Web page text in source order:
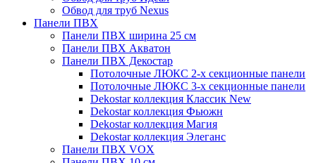
Обвод для труб Nexus
Панели ПВХ
Панели ПВХ ширина 25 см
Панели ПВХ Акватон
Панели ПВХ Декостар
Потолочные ЛЮКС 2-х секционные панели
Потолочные ЛЮКС 3-х секционные панели
Dekostar коллекция Классик New
Dekostar коллекция Фьюжн
Dekostar коллекция Магия
Dekostar коллекция Элеганс
Панели ПВХ VOX